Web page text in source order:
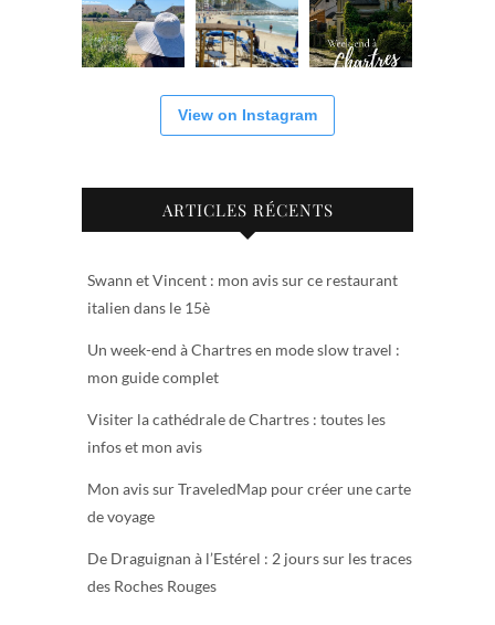
View on Instagram
ARTICLES RÉCENTS
Swann et Vincent : mon avis sur ce restaurant
italien dans le 15è
Un week-end à Chartres en mode slow travel :
mon guide complet
Visiter la cathédrale de Chartres : toutes les
infos et mon avis
Mon avis sur TraveledMap pour créer une carte
de voyage
De Draguignan à l’Estérel : 2 jours sur les traces
des Roches Rouges